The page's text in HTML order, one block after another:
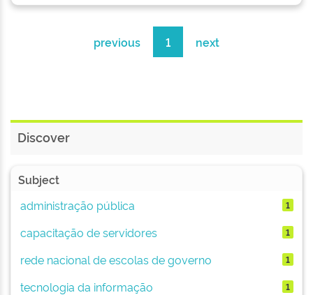
previous 1 next
Discover
Subject
administração pública
1
capacitação de servidores 1
rede nacional de escolas de governo 1
tecnologia da informação 1